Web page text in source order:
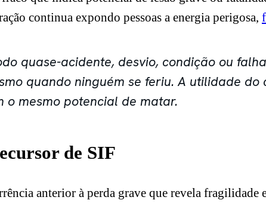
continua expondo pessoas a energia perigosa,
quase-acidente, desvio, condição ou
quando ninguém se feriu. A utilidade
o mesmo potencial de matar.
de SIF
anterior à perda grave que revela